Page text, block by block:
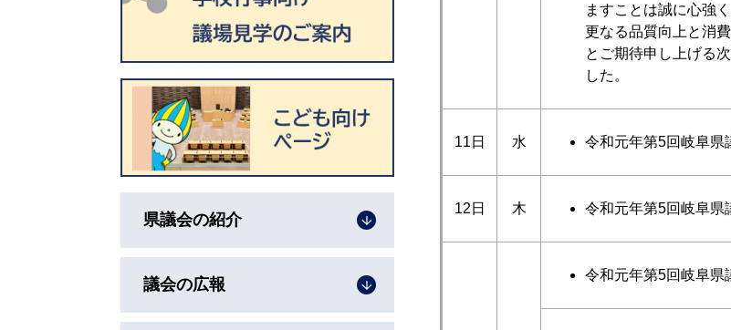
ますことは誠に心強
更なる品質向上と消
とご期待申し上げる
した。
11日 水 令和元年第5回岐阜県
12日 木 令和元年第5回岐阜県
令和元年第5回岐阜県
県議会の紹介
議会の広報